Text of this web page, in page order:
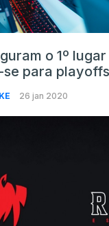
o 1º
para
26 jan 2020